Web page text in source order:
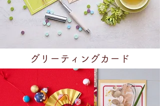
​グリーティングカード